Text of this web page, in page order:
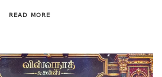
READ MORE